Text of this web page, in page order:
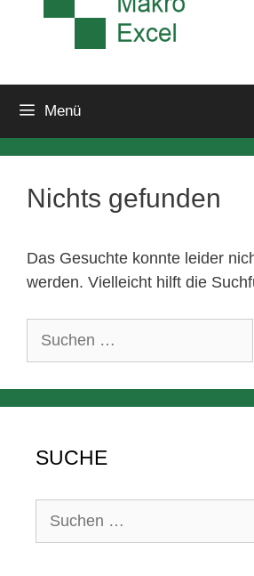
Menü
Nichts gefunden
Das Gesuchte konnte leider
werden. Vielleicht hilft die
Suchen
SUCHE
Suchen